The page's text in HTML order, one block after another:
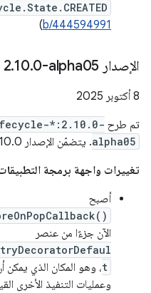
b/444594991
)
الإصدار ‎2 .10.0-alpha05
‫8 أكتوبر 2025
تم طرح *:2.10.0-
alpha05. يتضمّن الإصدار 2.10.0-alpha05
تغييرات واجهة برمجة
أصبح
الآن جزءًا من عنصر
t، وهو المكان الذي
وعمليات التنفيذ الأخرى